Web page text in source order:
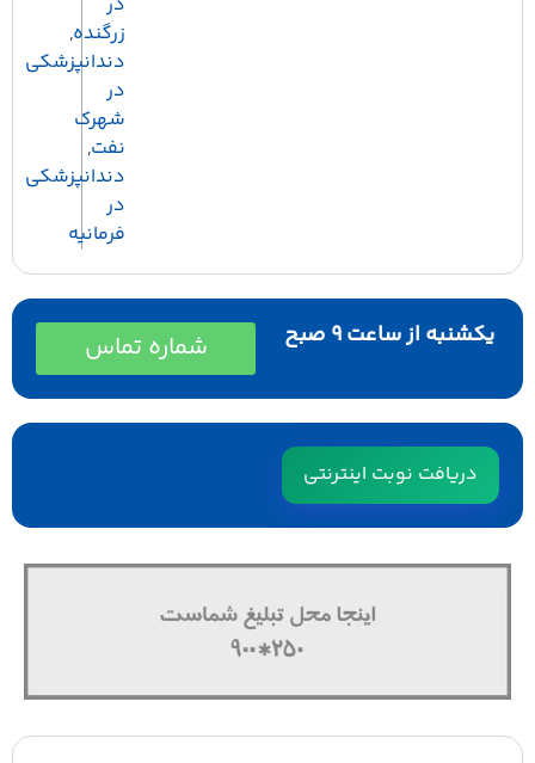
زرگنده,
دندانپزشکی
دندانپزشکی
فرمانیه
از ساعت 9 صبح شماره تماس
دریافت نوبت اینترنتی